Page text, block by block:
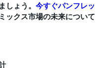
しょう。 今すぐパンフレッ
ックス市場の未来について